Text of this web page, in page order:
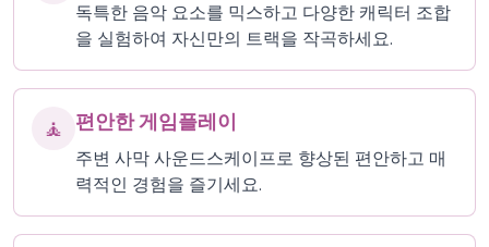
독특한 음악 요소를 믹스하고 다양한 캐릭터 조합
을 실험하여 자신만의 트랙을 작곡하세요.
🧘 편안한 게임플레이
주변 사막 사운드스케이프로 향상된 편안하고 매
력적인 경험을 즐기세요.